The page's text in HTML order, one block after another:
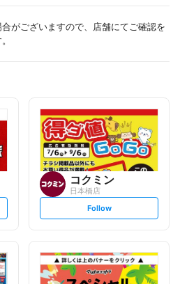
がございますので、店舗にてご確認を
コクミン
日本橋店
s
l
o
w
Follow